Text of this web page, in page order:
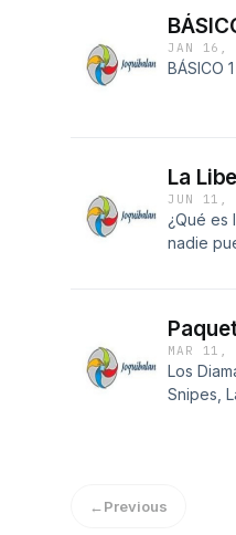
JAN 16,
BÁSICO
La
JUN 11,
¿Qué es
nadie
MAR 11,
Los
Snipes,
←Previous